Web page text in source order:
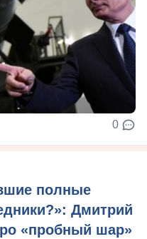
0
полные
Дмитрий
«пробный шар»